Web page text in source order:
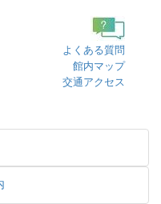
よくある質問
館内マップ
交通アクセス